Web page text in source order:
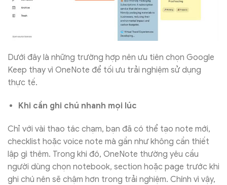
Dưới đây là những trường hợp nên ưu tiên chọn Google
Keep thay vì OneNote để tối ưu trải nghiệm sử dụng
thực tế.
Khi cần ghi chú nhanh mọi lúc
Chỉ với vài thao tác chạm, bạn đã có thể tạo note mới,
checklist hoặc voice note mà gần như không cần thiết
lập gì thêm. Trong khi đó, OneNote thường yêu cầu
người dùng chọn notebook, section hoặc page trước khi
ghi chú nên sẽ chậm hơn trong trải nghiệm. Chính vì vậy,